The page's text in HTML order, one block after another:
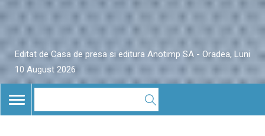
Editat de Casa de presa si editura Anotimp SA - Oradea, Luni
10 August 2026
TOGGLE
NAVIGATION